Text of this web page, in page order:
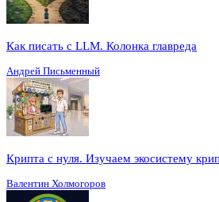
Как писать с LLM. Колонка главреда
Андрей Письменный
Крипта с нуля. Изучаем экосистему
Валентин Холмогоров